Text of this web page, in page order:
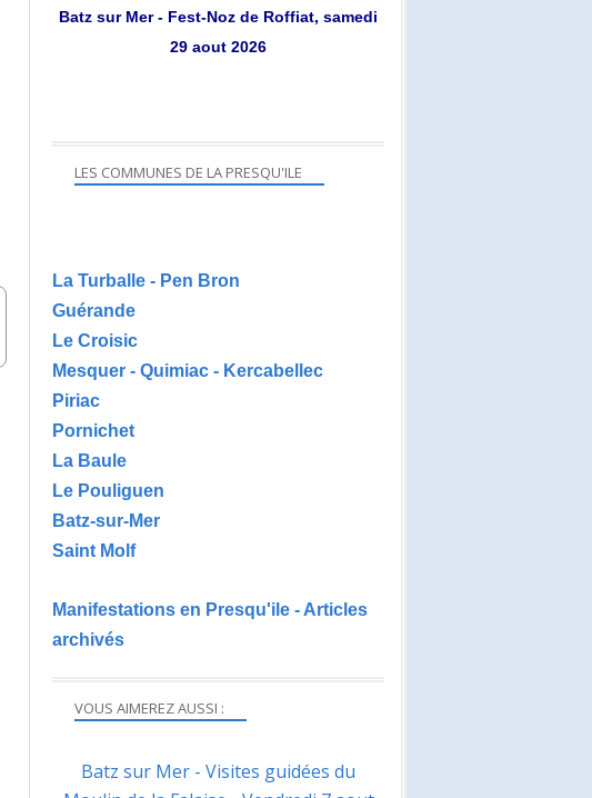
VOUS AIMEREZ AUSSI :
Batz sur Mer - Visites guidées du
Batz sur Mer - Fest-Noz de Roffiat, samedi
29 aout 2026
LES COMMUNES DE LA PRESQU'ILE
La Turballe - Pen Bron
Guérande
Le Croisic
Mesquer - Quimiac - Kercabellec
Piriac
Pornichet
La Baule
Le Pouliguen
Batz-sur-Mer
Saint Molf
Manifestations en Presqu'ile - Articles
archivés